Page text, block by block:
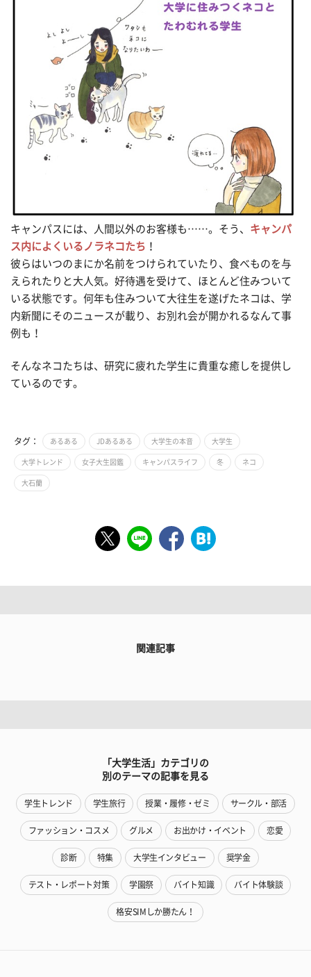
キャンパスには、人間以外のお客様も……。そう、 キャンパ
ス内によくいるノラネコたち ！
彼らはいつのまにか名前をつけられていたり、食べものを与
えられたりと大人気。好待遇を受けて、ほとんど住みついて
いる状態です。何年も住みついて大往生を遂げたネコは、学
内新聞にそのニュースが載り、お別れ会が開かれるなんて事
例も！
そんなネコたちは、研究に疲れた学生に貴重な癒しを提供し
ているのです。
タグ： あるある JDあるある 大学生の本音 大学生
大学トレンド 女子大生図鑑 キャンパスライフ 冬 ネコ
大石蘭
関連記事
「大学生活」カテゴリの
別のテーマの記事を見る
学生トレンド 学生旅行 授業・履修・ゼミ サークル・部活
ファッション・コスメ グルメ お出かけ・イベント 恋愛
診断 特集 大学生インタビュー 奨学金
テスト・レポート対策 学園祭 バイト知識 バイト体験談
格安SIMしか勝たん！